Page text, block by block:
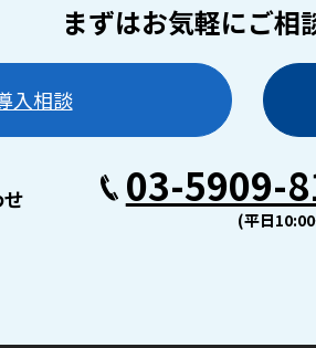
まずはお気軽にご相
入相談
03-5909-
(平日